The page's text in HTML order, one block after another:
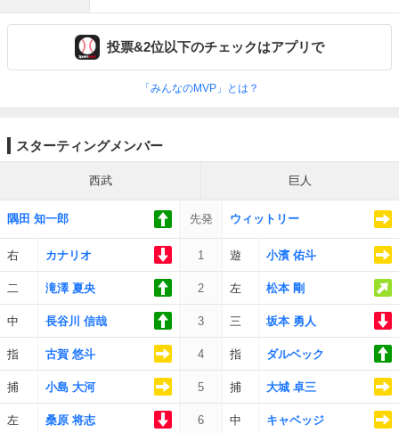
投票&2位以下のチェックはアプリで
「みんなのMVP」とは？
スターティングメンバー
西武 巨人
隅田 知一郎 先発 ウィットリー
右 カナリオ 1 遊 小濱 佑斗
二 滝澤 夏央 2 左 松本 剛
中 長谷川 信哉 3 三 坂本 勇人
指 古賀 悠斗 4 指 ダルベック
捕 小島 大河 5 捕 大城 卓三
左 桑原 将志 6 中 キャベッジ